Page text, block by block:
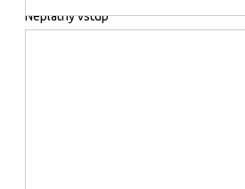
Neplatný vstup